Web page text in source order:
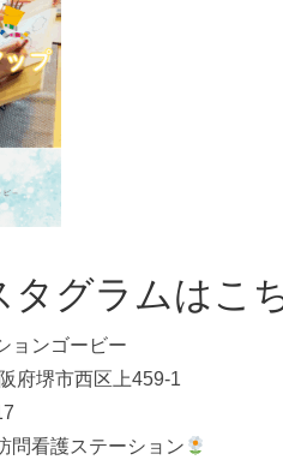
グラムはこ
ョンゴービー
府堺市西区上459-1
問看護ステーション